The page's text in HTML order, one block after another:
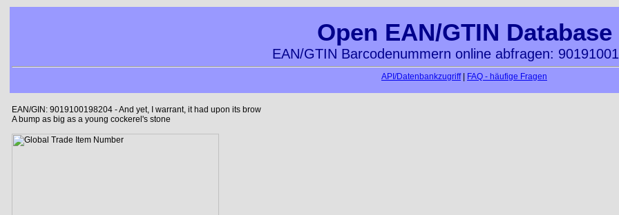
Open EAN/GTIN Database
EAN/GTIN Barcodenummern online abfragen:
API/Datenbankzugriff| FAQ - häufige Fragen
EAN/GIN: 9019100198204 - And yet, I warrant, it had upon its brow
A bump as big as a young cockerel's stone